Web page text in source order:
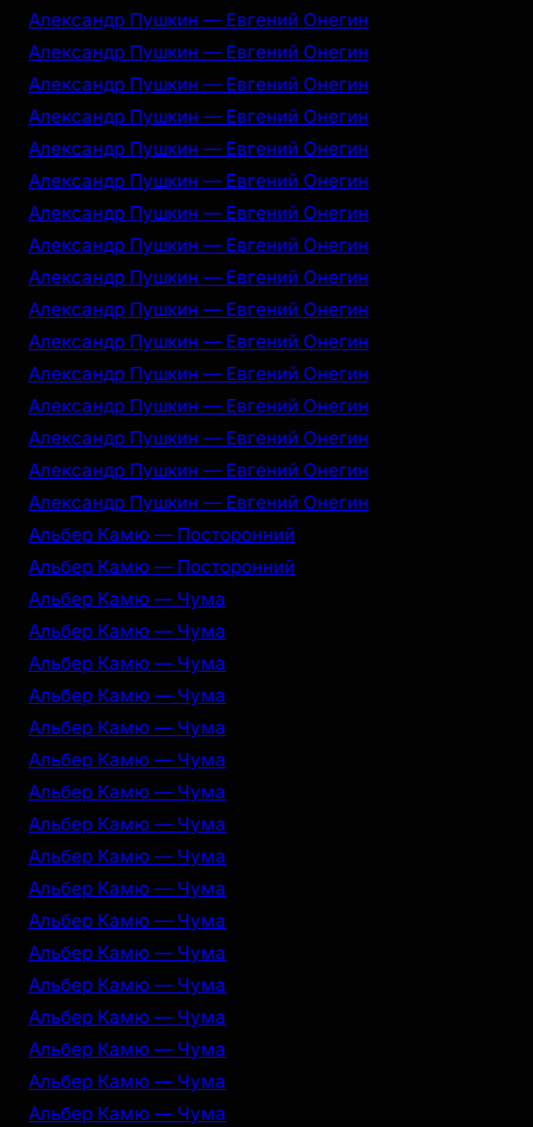
Александр Пушкин — Евгений Онегин
Александр Пушкин — Евгений Онегин
Александр Пушкин — Евгений Онегин
Александр Пушкин — Евгений Онегин
Александр Пушкин — Евгений Онегин
Александр Пушкин — Евгений Онегин
Александр Пушкин — Евгений Онегин
Александр Пушкин — Евгений Онегин
Александр Пушкин — Евгений Онегин
Александр Пушкин — Евгений Онегин
Александр Пушкин — Евгений Онегин
Александр Пушкин — Евгений Онегин
Александр Пушкин — Евгений Онегин
Александр Пушкин — Евгений Онегин
Александр Пушкин — Евгений Онегин
Александр Пушкин — Евгений Онегин
Альбер Камю — Посторонний
Альбер Камю — Посторонний
Альбер Камю — Чума
Альбер Камю — Чума
Альбер Камю — Чума
Альбер Камю — Чума
Альбер Камю — Чума
Альбер Камю — Чума
Альбер Камю — Чума
Альбер Камю — Чума
Альбер Камю — Чума
Альбер Камю — Чума
Альбер Камю — Чума
Альбер Камю — Чума
Альбер Камю — Чума
Альбер Камю — Чума
Альбер Камю — Чума
Альбер Камю — Чума
Альбер Камю — Чума